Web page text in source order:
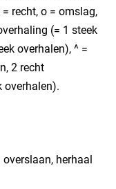
recht, o = omslag,
(= 1 steek
overhalen), ^ =
2 recht
overhalen).
herhaal